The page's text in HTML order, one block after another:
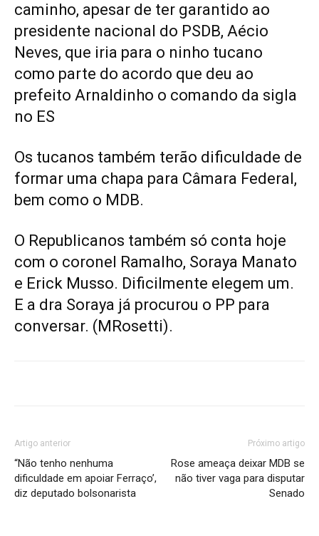
caminho, apesar de ter garantido ao
presidente nacional do PSDB, Aécio
Neves, que iria para o ninho tucano
como parte do acordo que deu ao
prefeito Arnaldinho o comando da sigla
no ES
Os tucanos também terão dificuldade de
formar uma chapa para Câmara Federal,
bem como o MDB.
O Republicanos também só conta hoje
com o coronel Ramalho, Soraya Manato
e Erick Musso. Dificilmente elegem um.
E a dra Soraya já procurou o PP para
conversar. (MRosetti).
Artigo anterior
“Não tenho nenhuma
dificuldade em apoiar Ferraço’,
diz deputado bolsonarista
Próximo artigo
Rose ameaça deixar MDB se
não tiver vaga para disputar
Senado